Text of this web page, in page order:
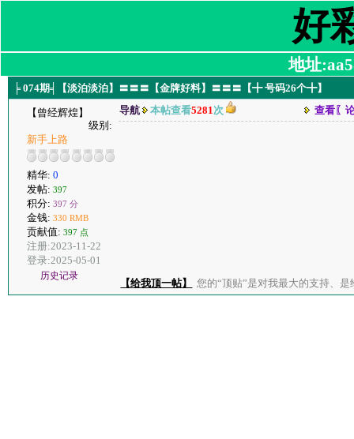
好
地址
╞ 074期╡【淡泊淡泊】〓〓〓【金牌好料】〓〓〓【╋ 号码26个╋】
【曾经辉煌】
级别:
新手上路
精华: 0
发帖: 397
积分: 397 分
金钱: 330 RMB
贡献值: 397 点
注册:2023-11-22
登录:2025-05-01
历史记录
导航 本帖查看5281次 查看〖
【给我顶一帖】 您的“顶贴”是对我最大的支持、